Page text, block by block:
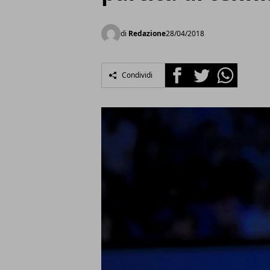
di Redazione28/04/2018
Condividi FacebookTwitterWhatsapp